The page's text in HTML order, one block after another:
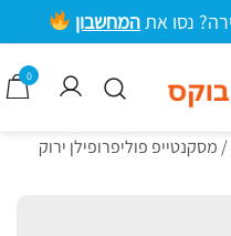
נסו את המחשבון
0
/ מסקנטייפ פוליפרופילן ירוק